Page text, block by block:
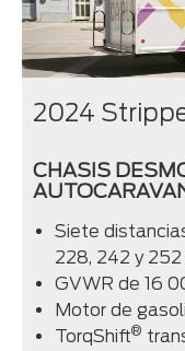
2024
CHASIS
Siete
228, 242 y
GVWR de 16
Motor de
TorqShift®